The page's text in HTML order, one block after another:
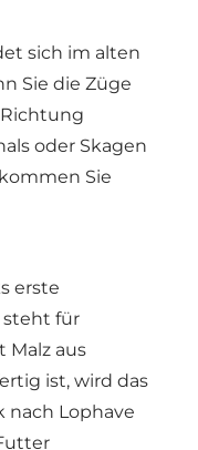
sich im alten
Sie die Züge
oder Skagen
Sie
erste
steht für
Malz aus
ist, wird das
nach Lophave